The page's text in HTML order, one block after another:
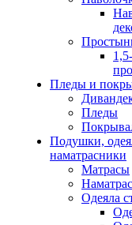
Пледы и
Пледы
Подушки,
наматрасники
Матрасы
Одеяла